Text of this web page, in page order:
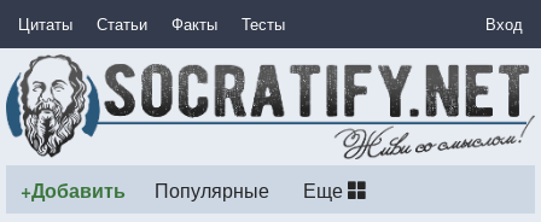
Цитаты Статьи Факты Тесты Вход
+Добавить Популярные Еще